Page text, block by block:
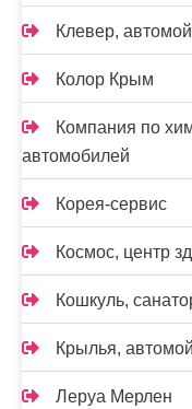
Клевер,
Колор Крым
Компания по
автомобилей
Корея-сервис
Космос, центр
Кошкуль,
Крылья,
Леруа Мерлен